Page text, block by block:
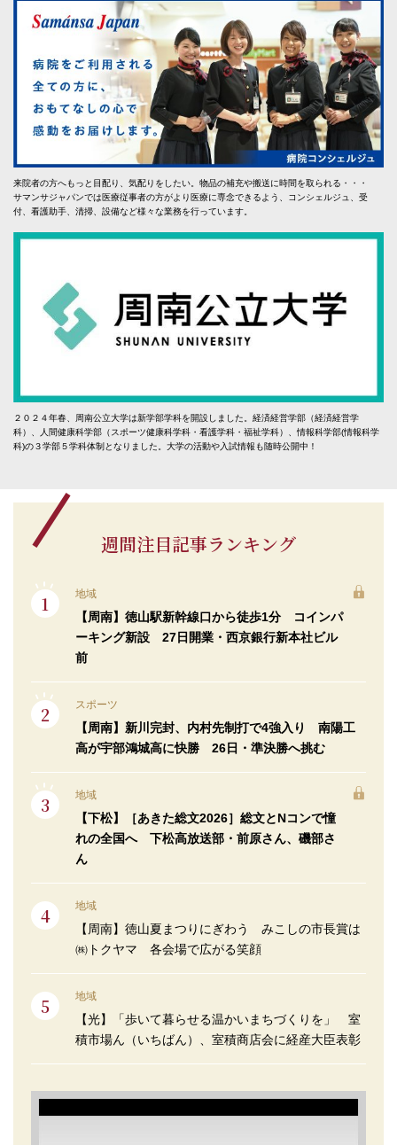
来院者の方へもっと目配り、気配りをしたい。物品の補充や搬送に時間を取られる・・・
サマンサジャパンでは医療従事者の方がより医療に専念できるよう、コンシェルジュ、受
付、看護助手、清掃、設備など様々な業務を行っています。
２０２４年春、周南公立大学は新学部学科を開設しました。経済経営学部（経済経営学
科）、人間健康科学部（スポーツ健康科学科・看護学科・福祉学科）、情報科学部(情報科学
科)の３学部５学科体制となりました。大学の活動や入試情報も随時公開中！
週間注目記事ランキング
地域
【周南】徳山駅新幹線口から徒歩1分 コインパ
ーキング新設 27日開業・西京銀行新本社ビル
前
スポーツ
【周南】新川完封、内村先制打で4強入り 南陽工
高が宇部鴻城高に快勝 26日・準決勝へ挑む
地域
【下松】［あきた総文2026］総文とNコンで憧
れの全国へ 下松高放送部・前原さん、磯部さ
ん
地域
【周南】徳山夏まつりにぎわう みこしの市長賞は
㈱トクヤマ 各会場で広がる笑顔
地域
【光】「歩いて暮らせる温かいまちづくりを」 室
積市場ん（いちばん）、室積商店会に経産大臣表彰